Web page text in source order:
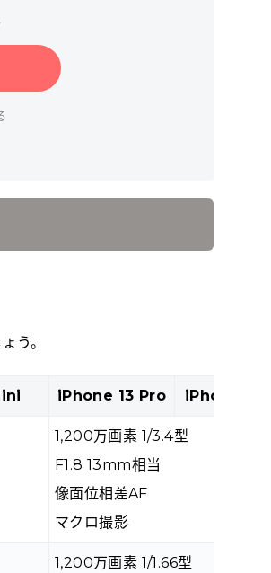
う。
iPhone 13 Pro iPhone 13
1,200万画素 1/3.4型
F1.8 13mm相当
像面位相差AF
マクロ撮影
1,200万画素 1/1.66型